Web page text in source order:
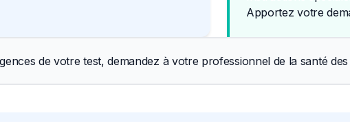
Apportez votre
de votre test, demandez à votre professionnel de la santé